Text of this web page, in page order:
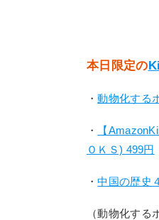
本日限定の
・動物化する
・
【
ＯＫＳ) 499円
・中国の歴史
（動物化す